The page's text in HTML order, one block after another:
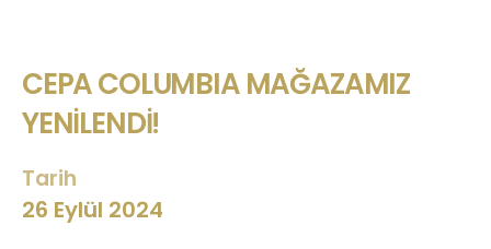
CEPA COLUMBIA MAĞAZAMIZ
YENILENDI!
Tarih
26 Eylül 2024